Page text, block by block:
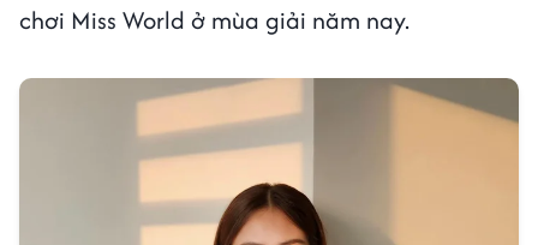
chơi Miss World ở mùa giải năm nay.